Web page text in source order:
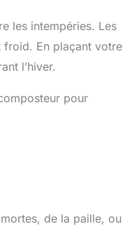
les intempéries. Les
froid. En plaçant votre
l’hiver.
pour
de la paille, ou